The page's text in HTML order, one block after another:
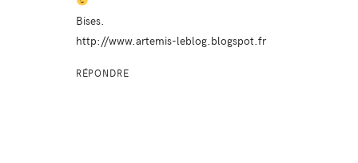
Bises.
http://www.artemis-leblog.blogspot.fr
RÉPONDRE